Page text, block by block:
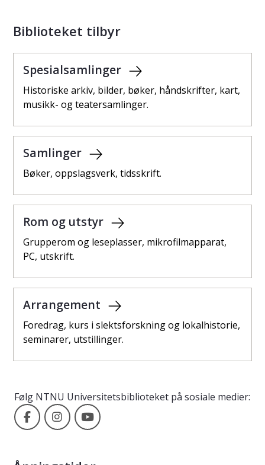
Biblioteket tilbyr
Spesialsamlinger
Historiske arkiv, bilder, bøker, håndskrifter, kart,
musikk- og teatersamlinger.
Samlinger
Bøker, oppslagsverk, tidsskrift.
Rom og utstyr
Grupperom og leseplasser, mikrofilmapparat,
PC, utskrift.
Arrangement
Foredrag, kurs i slektsforskning og lokalhistorie,
seminarer, utstillinger.
Følg NTNU Universitetsbiblioteket på sosiale medier:
NTNU Universitetsbiblioteket på Facebook
NTNU Universitetsbiblioteket på Instagram
NTNU Universitetsbiblioteket på